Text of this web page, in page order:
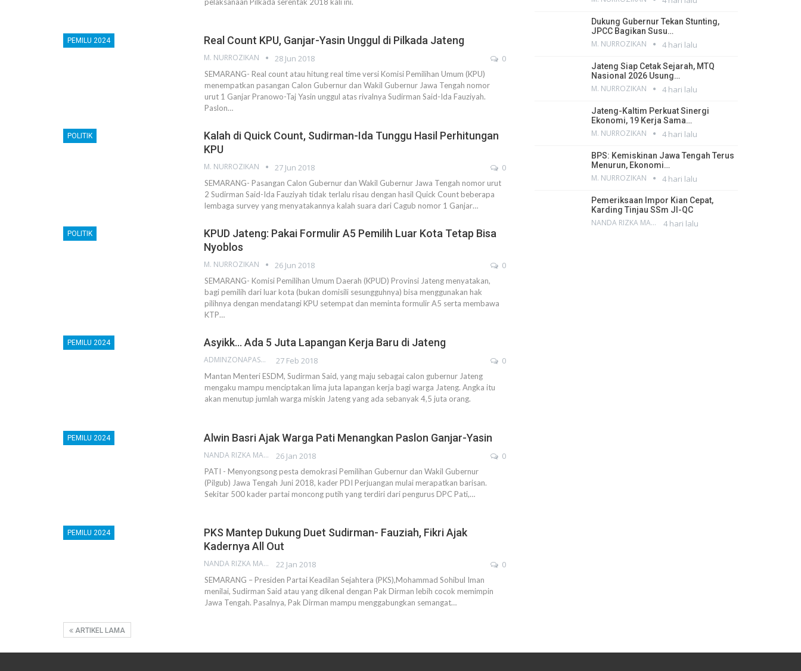
PEMILU 2024 Real Count KPU, Ganjar-Yasin Unggul di Pilkada Jateng
M. NURROZIKAN 28 Jun 2018 0
SEMARANG- Real count atau hitung real time versi Komisi Pemilihan Umum (KPU)
menempatkan pasangan Calon Gubernur dan Wakil Gubernur Jawa Tengah nomor
urut 1 Ganjar Pranowo-Taj Yasin unggul atas rivalnya Sudirman Said-Ida Fauziyah.
Paslon…
POLITIK
Kalah di Quick Count, Sudirman-Ida Tunggu Hasil Perhitungan
KPU
M. NURROZIKAN 27 Jun 2018 0
SEMARANG- Pasangan Calon Gubernur dan Wakil Gubernur Jawa Tengah nomor urut
2 Sudirman Said-Ida Fauziyah tidak terlalu risau dengan hasil Quick Count beberapa
lembaga survey yang menyatakannya kalah suara dari Cagub nomor 1 Ganjar…
POLITIK
KPUD Jateng: Pakai Formulir A5 Pemilih Luar Kota Tetap Bisa
Nyoblos
M. NURROZIKAN 26 Jun 2018 0
SEMARANG- Komisi Pemilihan Umum Daerah (KPUD) Provinsi Jateng menyatakan,
bagi pemilih dari luar kota (bukan domisili sesungguhnya) bisa menggunakan hak
pilihnya dengan mendatangi KPU setempat dan meminta formulir A5 serta membawa
KTP…
PEMILU 2024 Asyikk… Ada 5 Juta Lapangan Kerja Baru di Jateng
ADMINZONAPASAR 27 Feb 2018 0
Mantan Menteri ESDM, Sudirman Said, yang maju sebagai calon gubernur Jateng
mengaku mampu menciptakan lima juta lapangan kerja bagi warga Jateng. Angka itu
akan menutup jumlah warga miskin Jateng yang ada sebanyak 4,5 juta orang.
PEMILU 2024 Alwin Basri Ajak Warga Pati Menangkan Paslon Ganjar-Yasin
NANDA RIZKA MAHENDRA 26 Jan 2018 0
PATI - Menyongsong pesta demokrasi Pemilihan Gubernur dan Wakil Gubernur
(Pilgub) Jawa Tengah Juni 2018, kader PDI Perjuangan mulai merapatkan barisan.
Sekitar 500 kader partai moncong putih yang terdiri dari pengurus DPC Pati,…
PEMILU 2024
PKS Mantep Dukung Duet Sudirman- Fauziah, Fikri Ajak
Kadernya All Out
NANDA RIZKA MAHENDRA 22 Jan 2018 0
SEMARANG – Presiden Partai Keadilan Sejahtera (PKS),Mohammad Sohibul Iman
menilai, Sudirman Said atau yang dikenal dengan Pak Dirman lebih cocok memimpin
Jawa Tengah. Pasalnya, Pak Dirman mampu menggabungkan semangat…
ARTIKEL LAMA
Dukung Gubernur Tekan Stunting,
JPCC Bagikan Susu…
M. NURROZIKAN 4 hari lalu
Jateng Siap Cetak Sejarah, MTQ
Nasional 2026 Usung…
M. NURROZIKAN 4 hari lalu
Jateng-Kaltim Perkuat Sinergi
Ekonomi, 19 Kerja Sama…
M. NURROZIKAN 4 hari lalu
BPS: Kemiskinan Jawa Tengah Terus
Menurun, Ekonomi…
M. NURROZIKAN 4 hari lalu
Pemeriksaan Impor Kian Cepat,
Karding Tinjau SSm JI-QC
NANDA RIZKA MAHENDRA 4 hari lalu